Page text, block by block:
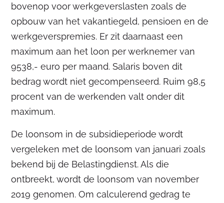
bovenop voor werkgeverslasten zoals de
opbouw van het vakantiegeld, pensioen en de
werkgeverspremies. Er zit daarnaast een
maximum aan het loon per werknemer van
9538,- euro per maand. Salaris boven dit
bedrag wordt niet gecompenseerd. Ruim 98,5
procent van de werkenden valt onder dit
maximum.
De loonsom in de subsidieperiode wordt
vergeleken met de loonsom van januari zoals
bekend bij de Belastingdienst. Als die
ontbreekt, wordt de loonsom van november
2019 genomen. Om calculerend gedrag te